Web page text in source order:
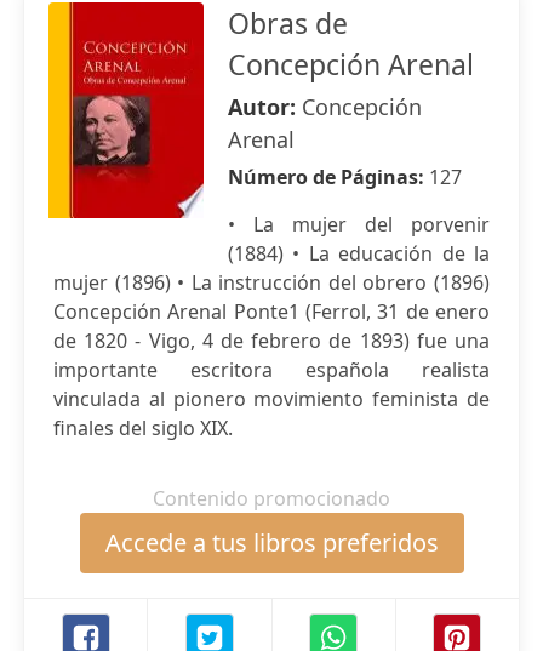
Obras de
Concepción Arenal
Autor: Concepción
Arenal
Número de Páginas: 127
• La mujer del porvenir
(1884) • La educación de la
mujer (1896) • La instrucción del obrero (1896)
Concepción Arenal Ponte1 (Ferrol, 31 de enero
de 1820 - Vigo, 4 de febrero de 1893) fue una
importante escritora española realista
vinculada al pionero movimiento feminista de
finales del siglo XIX.
Contenido promocionado
Accede a tus libros preferidos